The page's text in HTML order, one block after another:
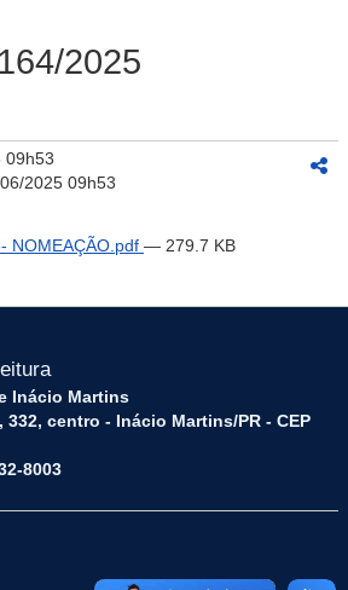
2025
09h53
2025 09h53
NOMEAÇÃO.pdf — 279.7 KB
Inácio Martins
332, centro - Inácio Martins/PR - CEP
8003